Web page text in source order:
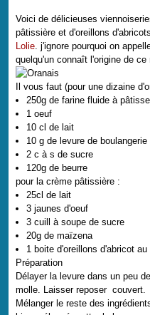
Voici de délicieuses
pâtissière et d'oreillons
Lolie. j'ignore pourquoi on
quelqu'un connaît l'origine de
Il vous faut (pour une dizaine
250g de farine fluide à
1 oeuf
10 cl de lait
10 g de levure de
2 c à s de sucre
120g de beurre
pour la crème pâtissière :
25cl de lait
3 jaunes d'oeuf
3 cuill à soupe de sucre
20g de maïzena
1 boite d'oreillons d'abricot
Préparation
Délayer la levure dans un peu
molle. Laisser reposer couvert.
Mélanger le reste des